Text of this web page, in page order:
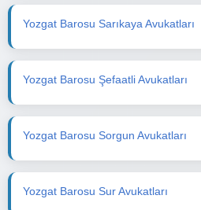
Yozgat Barosu Sarıkaya Avukatları
Yozgat Barosu Şefaatli Avukatları
Yozgat Barosu Sorgun Avukatları
Yozgat Barosu Sur Avukatları